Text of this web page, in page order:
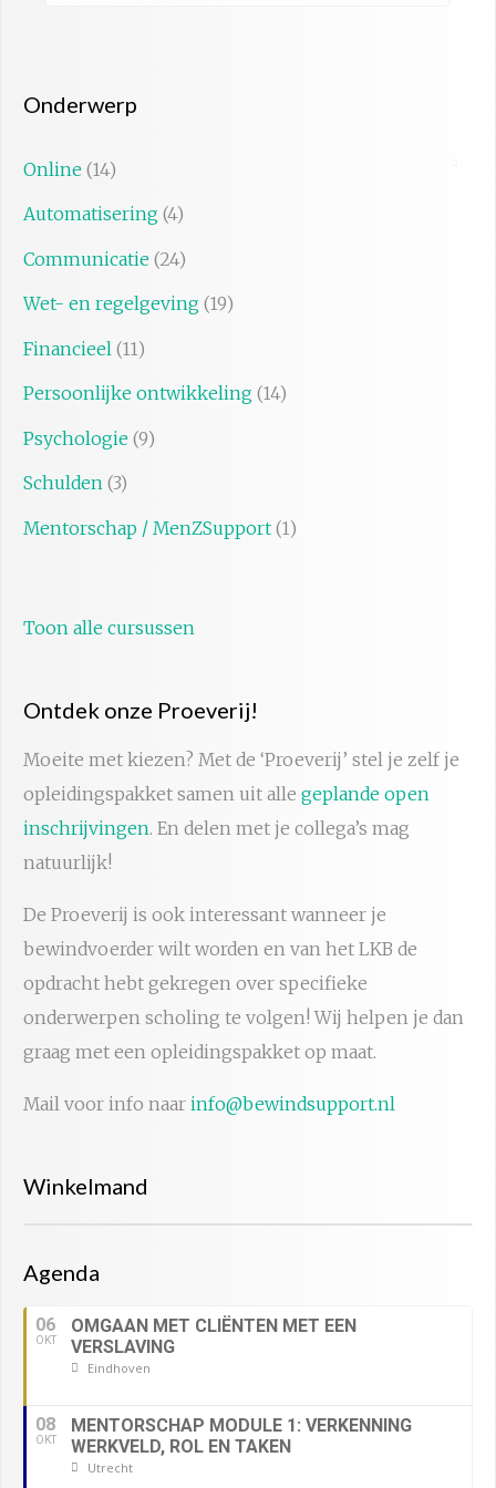
Onderwerp
Online (14)
Automatisering (4)
Communicatie (24)
Wet- en regelgeving (19)
Financieel (11)
Persoonlijke ontwikkeling (14)
Psychologie (9)
Schulden (3)
Mentorschap / MenZSupport (1)
Toon alle cursussen
Ontdek onze Proeverij!
Moeite met kiezen? Met de ‘Proeverij’ stel je zelf je
opleidingspakket samen uit alle geplande open
inschrijvingen. En delen met je collega’s mag
natuurlijk!
De Proeverij is ook interessant wanneer je
bewindvoerder wilt worden en van het LKB de
opdracht hebt gekregen over specifieke
onderwerpen scholing te volgen! Wij helpen je dan
graag met een opleidingspakket op maat.
Mail voor info naar info@bewindsupport.nl
Winkelmand
Agenda
06
OKT
OMGAAN MET CLIËNTEN MET EEN
VERSLAVING
Eindhoven
08
OKT
MENTORSCHAP MODULE 1: VERKENNING
WERKVELD, ROL EN TAKEN
Utrecht